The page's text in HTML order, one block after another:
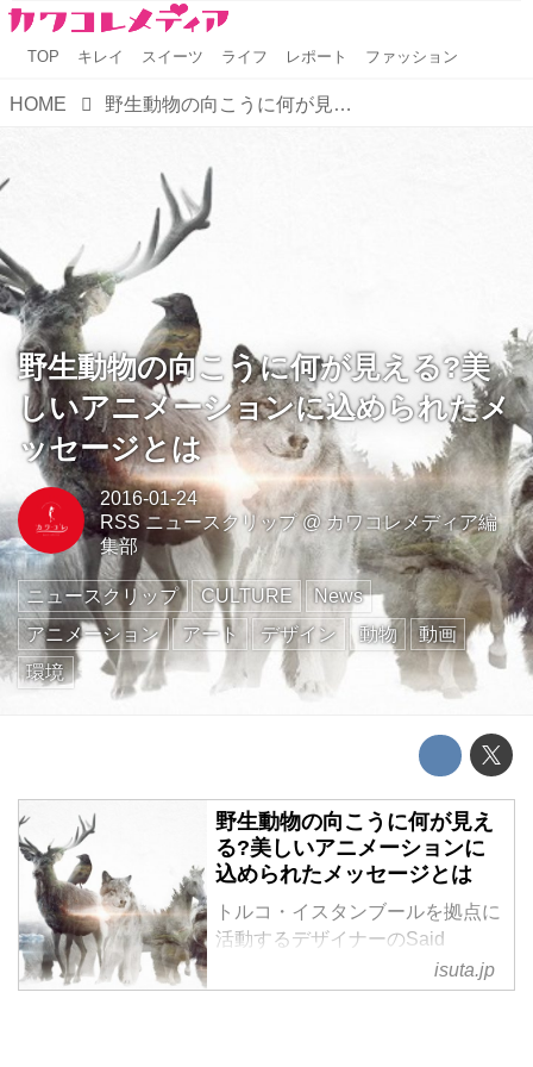
TOP キレイ スイーツ ライフ レポート ファッション
HOME 野生動物の向こうに何が見える?美しいアニメーションに込められたメッセージとは
野生動物の向こうに何が見える?美
しいアニメーションに込められたメ
ッセージとは
2016-01-24
RSS ニュースクリップ@ カワコレメディア編
集部
ニュースクリップ CULTURE
News
アニメーション
アート デザイン 動物
動画
環境
野生動物の向こうに何が見え
る?美しいアニメーションに
込められたメッセージとは
トルコ・イスタンブールを拠点に
活動するデザイナーのSaid
Dagdevirenさんは、cinemagraph
技術を使ったgifアニメーションを
isuta.jp